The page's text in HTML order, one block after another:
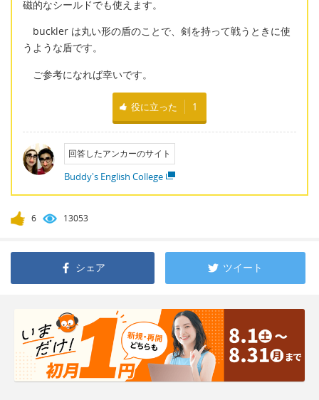
磁的なシールドでも使えます。
buckler は丸い形の盾のことで、剣を持って戦うときに使
うような盾です。
ご参考になれば幸いです。
役に立った 1
回答したアンカーのサイト
Buddy's English College
6 13053
シェア ツイート